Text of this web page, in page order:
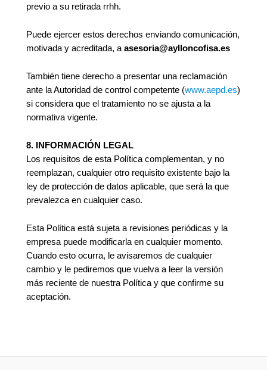
previo a su retirada rrhh.
Puede ejercer estos derechos enviando comunicación,
motivada y acreditada, a asesoria@aylloncofisa.es
También tiene derecho a presentar una reclamación
ante la Autoridad de control competente (www.aepd.es)
si considera que el tratamiento no se ajusta a la
normativa vigente.
8. INFORMACIÓN LEGAL
Los requisitos de esta Política complementan, y no
reemplazan, cualquier otro requisito existente bajo la
ley de protección de datos aplicable, que será la que
prevalezca en cualquier caso.
Esta Política está sujeta a revisiones periódicas y la
empresa puede modificarla en cualquier momento.
Cuando esto ocurra, le avisaremos de cualquier
cambio y le pediremos que vuelva a leer la versión
más reciente de nuestra Política y que confirme su
aceptación.